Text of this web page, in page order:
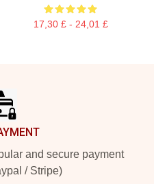
17,30 £ - 24,01 £
and secure payment
/ Stripe)